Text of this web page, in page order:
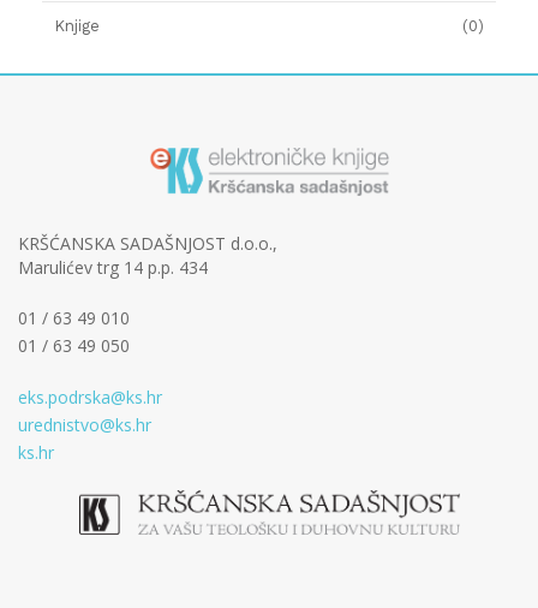
Knjige (0)
KRŠĆANSKA SADAŠNJOST d.o.o.,
Marulićev trg 14 p.p. 434
01 / 63 49 010
01 / 63 49 050
eks.podrska@ks.hr
urednistvo@ks.hr
ks.hr